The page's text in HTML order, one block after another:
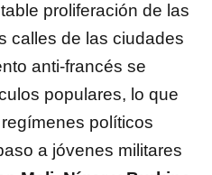
proliferación de las
calles de las ciudades
anti-francés se
populares, lo que
políticos
a jóvenes militares